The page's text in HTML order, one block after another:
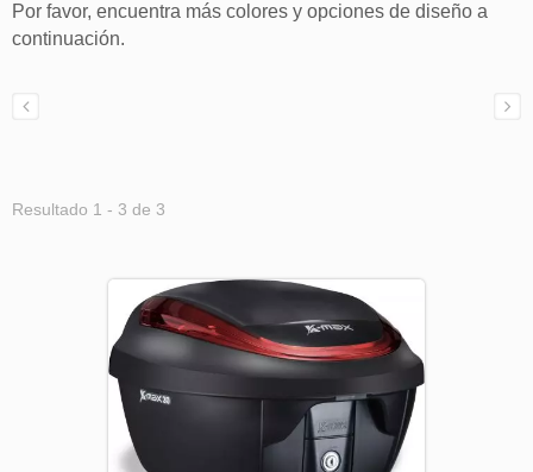
Por favor, encuentra más colores y opciones de diseño a
continuación.
Resultado 1 - 3 de 3